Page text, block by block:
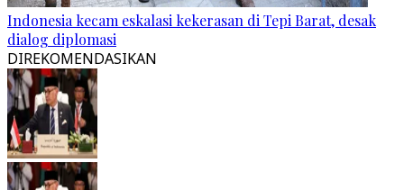
Indonesia kecam eskalasi kekerasan di Tepi Barat, desak
dialog diplomasi
DIREKOMENDASIKAN